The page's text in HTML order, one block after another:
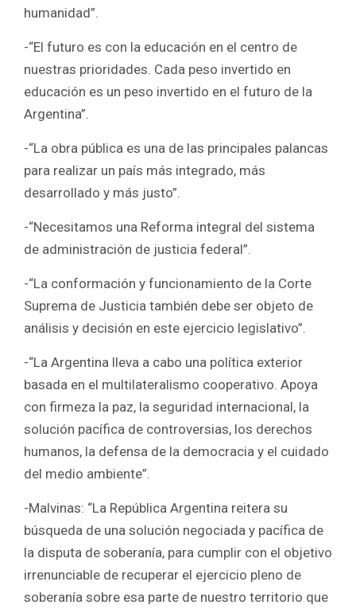
humanidad”.
-“El futuro es con la educación en el centro de
nuestras prioridades. Cada peso invertido en
educación es un peso invertido en el futuro de la
Argentina”.
-“La obra pública es una de las principales palancas
para realizar un país más integrado, más
desarrollado y más justo”.
-“Necesitamos una Reforma integral del sistema
de administración de justicia federal”.
-“La conformación y funcionamiento de la Corte
Suprema de Justicia también debe ser objeto de
análisis y decisión en este ejercicio legislativo”.
-“La Argentina lleva a cabo una política exterior
basada en el multilateralismo cooperativo. Apoya
con firmeza la paz, la seguridad internacional, la
solución pacífica de controversias, los derechos
humanos, la defensa de la democracia y el cuidado
del medio ambiente”.
-Malvinas: “La República Argentina reitera su
búsqueda de una solución negociada y pacífica de
la disputa de soberanía, para cumplir con el objetivo
irrenunciable de recuperar el ejercicio pleno de
soberanía sobre esa parte de nuestro territorio que